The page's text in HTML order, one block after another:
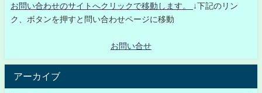
お問い合わせのサイトへクリックで移動します。
↓下記のリン
ク、ボタンを押すと問い合わせページに移動
お問い合せ
アーカイブ